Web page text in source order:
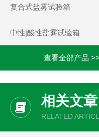
复合式盐雾试验箱
中性|酸性盐雾试验箱
查看全部产品 >>
相关文章
RELATED